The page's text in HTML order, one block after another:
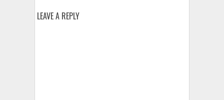
LEAVE A REPLY